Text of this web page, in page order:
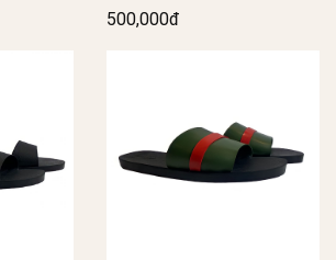
500,000đ